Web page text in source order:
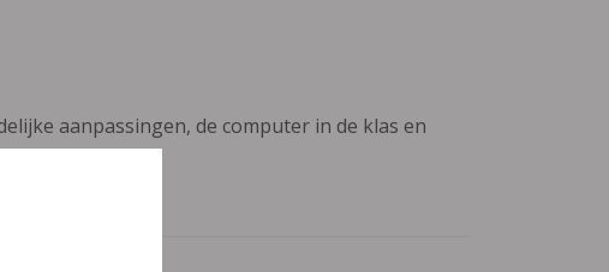
aanpassingen, de computer in de klas en